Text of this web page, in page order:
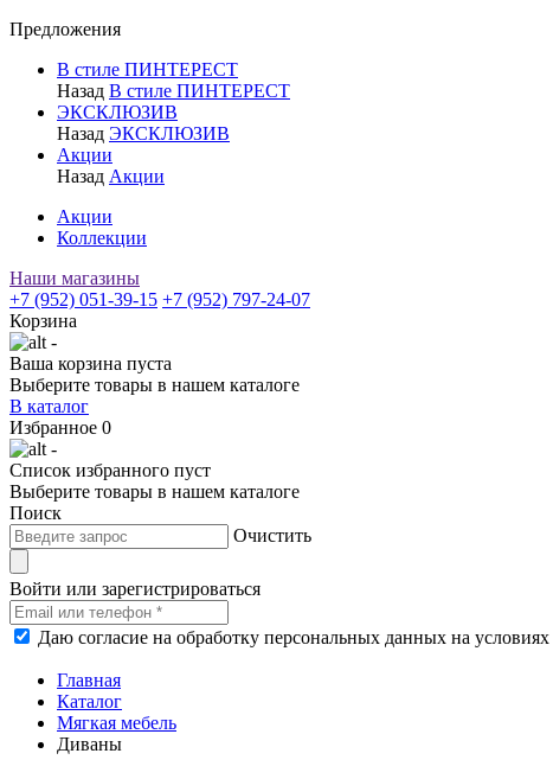
Предложения
В стиле ПИНТЕРЕСТ
Назад В стиле ПИНТЕРЕСТ
ЭКСКЛЮЗИВ
Назад ЭКСКЛЮЗИВ
Акции
Назад Акции
Акции
Коллекции
Наши магазины
+7 (952) 051-39-15 +7 (952) 797-24-07
Корзина
-
Ваша корзина пуста
Выберите товары в нашем каталоге
В каталог
Избранное 0
-
Список избранного пуст
Выберите товары в нашем каталоге
Поиск
Очистить
Войти или зарегистрироваться
Даю согласие на обработку персональных данных на условиях
Главная
Каталог
Мягкая мебель
Диваны